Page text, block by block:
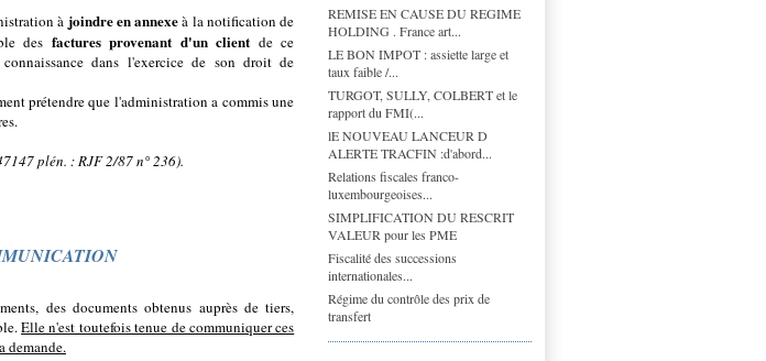
REMISE EN CAUSE DU REGIME
HOLDING . France art...
LE BON IMPOT : assiette large et
taux faible /...
TURGOT, SULLY, COLBERT et le
rapport du FMI(...
lE NOUVEAU LANCEUR D
ALERTE TRACFIN :d'abord...
Relations fiscales franco-
luxembourgeoises...
SIMPLIFICATION DU RESCRIT
VALEUR pour les PME
Fiscalité des successions
internationales...
Régime du contrôle des prix de
transfert
à joindre en annexeà la notification de
des factures provenant d'un client de ce
dans l'exercice de son droit de
prétendre que l'administration a commis une
plén. : RJF 2/87 n° 236).
des documents obtenus auprès de tiers,
Elle n'est toutefois tenue de communiquer ces
demande.